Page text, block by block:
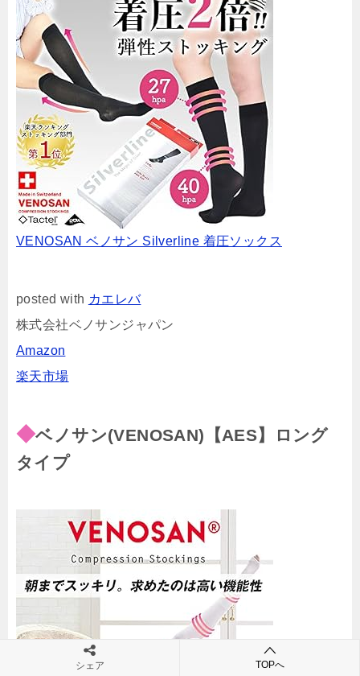
VENOSAN ベノサン Silverline 着圧ソックス
posted with カエレバ
株式会社ベノサンジャパン
Amazon
楽天市場
◆ベノサン(VENOSAN)【AES】ロング
タイプ
シェア TOPへ